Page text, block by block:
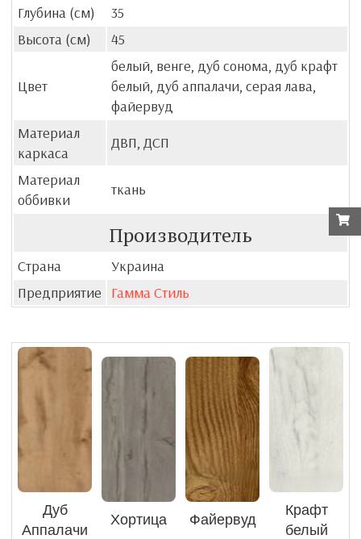
Глубина (см)
35
Высота (см)
45
Цвет
белый, венге, дуб сонома, дуб крафт
белый, дуб аппалачи, серая лава,
файервуд
Материал
каркаса
ДВП, ДСП
Материал
оббивки
ткань
Производитель
Страна
Украина
Предприятие
Гамма Стиль
Дуб
Аппалачи
Хортица Файервуд
Крафт
белый